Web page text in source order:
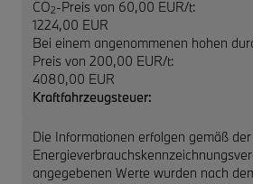
CO2-Preis von 60,00 EUR/t:
1224,00 EUR
Bei einem angenommenen hohen
Preis von 200,00 EUR/t:
4080,00 EUR
Kraftfahrzeugsteuer:
Die Informationen erfolgen gemäß
angegebenen Werte wurden nach